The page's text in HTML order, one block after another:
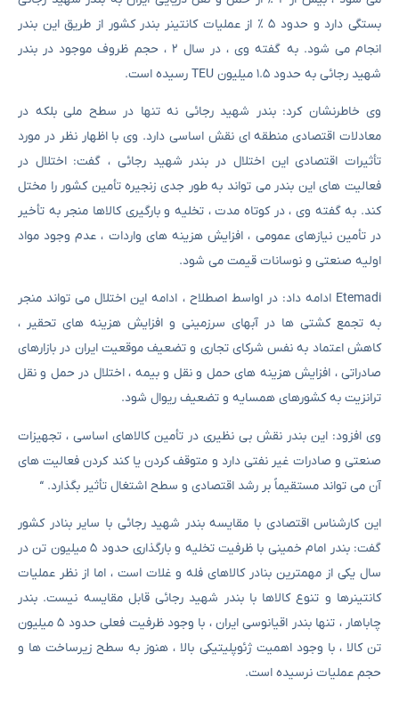
بستگی دارد و حدود ۵ ٪ از عملیات کانتینر بندر کشور از طریق این بندر
انجام می شود. به گفته وی ، در سال ۲ ، حجم ظروف موجود در بندر
شهید رجائی به حدود ۱.۵ میلیون TEU رسیده است.
وی خاطرنشان کرد: بندر شهید رجائی نه تنها در سطح ملی بلکه در
معادلات اقتصادی منطقه ای نقش اساسی دارد. وی با اظهار نظر در مورد
تأثیرات اقتصادی این اختلال در بندر شهید رجائی ، گفت: اختلال در
فعالیت های این بندر می تواند به طور جدی زنجیره تأمین کشور را مختل
کند. به گفته وی ، در کوتاه مدت ، تخلیه و بارگیری کالاها منجر به تأخیر
در تأمین نیازهای عمومی ، افزایش هزینه های واردات ، عدم وجود مواد
اولیه صنعتی و نوسانات قیمت می شود.
Etemadi ادامه داد: در اواسط اصطلاح ، ادامه این اختلال می تواند منجر
به تجمع کشتی ها در آبهای سرزمینی و افزایش هزینه های تحقیر ،
کاهش اعتماد به نفس شرکای تجاری و تضعیف موقعیت ایران در بازارهای
صادراتی ، افزایش هزینه های حمل و نقل و بیمه ، اختلال در حمل و نقل
ترانزیت به کشورهای همسایه و تضعیف ریوال شود.
وی افزود: این بندر نقش بی نظیری در تأمین کالاهای اساسی ، تجهیزات
صنعتی و صادرات غیر نفتی دارد و متوقف کردن یا کند کردن فعالیت های
آن می تواند مستقیماً بر رشد اقتصادی و سطح اشتغال تأثیر بگذارد. “
این کارشناس اقتصادی با مقایسه بندر شهید رجائی با سایر بنادر کشور
گفت: بندر امام خمینی با ظرفیت تخلیه و بارگذاری حدود ۵ میلیون تن در
سال یکی از مهمترین بنادر کالاهای فله و غلات است ، اما از نظر عملیات
کانتینرها و تنوع کالاها با بندر شهید رجائی قابل مقایسه نیست. بندر
چاباهار ، تنها بندر اقیانوسی ایران ، با وجود ظرفیت فعلی حدود ۵ میلیون
تن کالا ، با وجود اهمیت ژئوپلیتیکی بالا ، هنوز به سطح زیرساخت ها و
حجم عملیات نرسیده است.